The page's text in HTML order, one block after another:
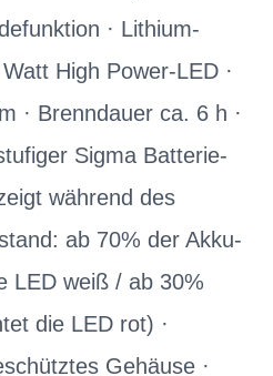
· Lithium-
High Power-LED ·
· Brenndauer ca. 6 h ·
Sigma Batterie-
während des
ab 70% der Akku-
LED weiß / ab 30%
die LED rot) ·
Gehäuse ·